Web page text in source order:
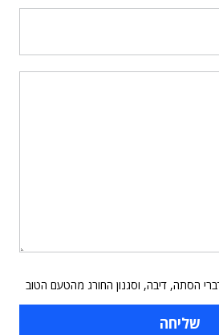
הסתה, דיבה, וסגנון החורג מהטעם הטוב